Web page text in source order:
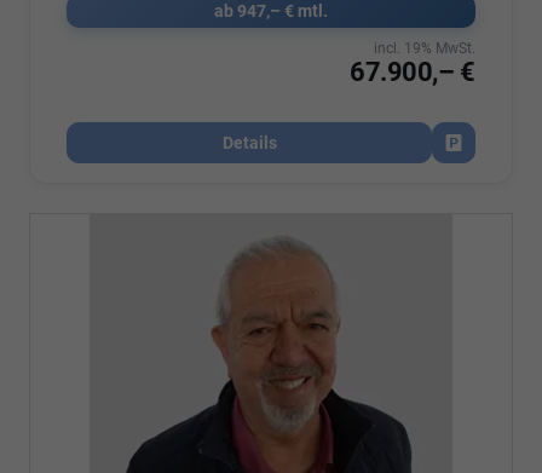
ab 947,– € mtl.
67.900,– €
incl. 19% MwSt.
Details
Fahrzeug